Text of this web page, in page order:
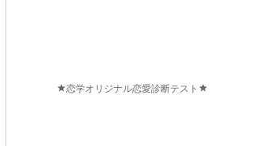
恋学オリジナル恋愛診断テスト